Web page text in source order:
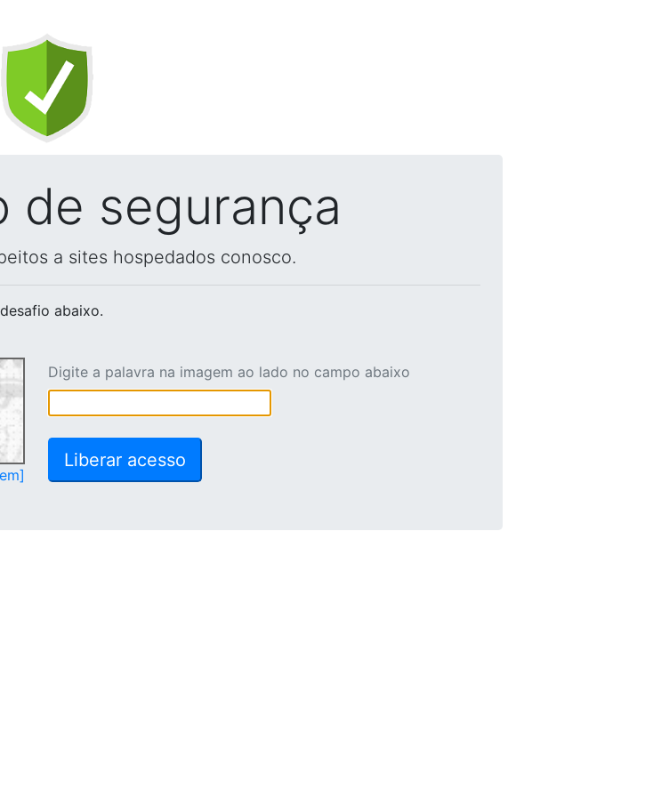
de segurança
a sites hospedados conosco.
abaixo.
Digite a palavra na imagem ao lado no campo abaixo